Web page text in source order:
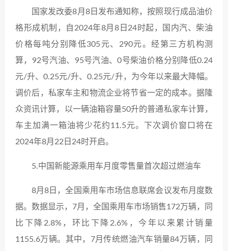
国家发改委8月8日发布通知称，按照现行成品油价
格形成机制，自2024年8月8日24时起，国内汽、柴油
价格每吨分别降低305元、290元。经第三方机构测
算，92号汽油、95号汽油、0号柴油价格分别降低0.24
元/升、0.25元/升、0.25元/升，为今年以来最大降幅。
调价后，私家车主和物流企业将节省一定的成本。据隆
众资讯计算，以一辆油箱容量50升的普通私家车计算，
车主加满一箱油将少花约11.5元。下次调价窗口将在
2024年8月22日24时开启。
5.中国新能源乘用车月度零售量首次超过燃油车
8月8日，全国乘用车市场信息联席会议发布月度数
据。数据显示，7月，全国乘用车市场销售172万辆，同
比下降2.8%，环比下降2.6%，今年以来累计销量
1155.6万辆。其中，7月传统燃油汽车销量84万辆，同